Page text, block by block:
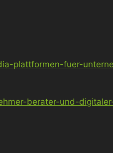
plattformen-fuer-
berater-und-